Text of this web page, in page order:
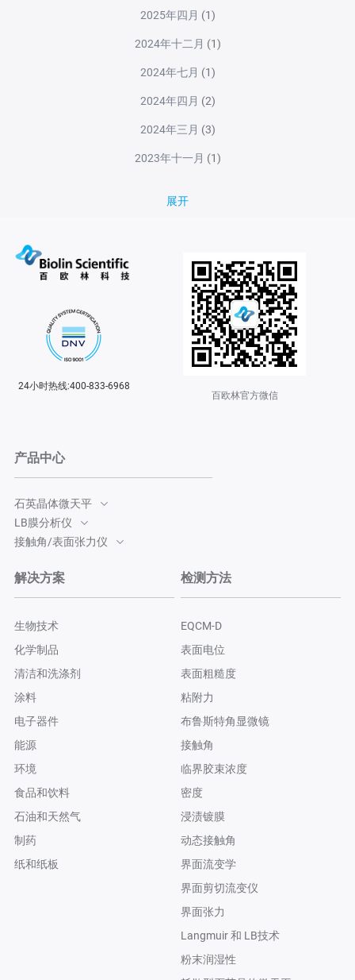
2025年四月 (1)
2024年十二月 (1)
2024年七月 (1)
2024年四月 (2)
2024年三月 (3)
2023年十一月 (1)
展开
24小时热线:400-833-6968
百欧林官方微信
产品中心
石英晶体微天平
LB膜分析仪
接触角/表面张力仪
解决方案
生物技术
化学制品
清洁和洗涤剂
涂料
电子器件
能源
环境
食品和饮料
石油和天然气
制药
纸和纸板
检测方法
EQCM-D
表面电位
表面粗糙度
粘附力
布鲁斯特角显微镜
接触角
临界胶束浓度
密度
浸渍镀膜
动态接触角
界面流变学
界面剪切流变仪
界面张力
Langmuir 和 LB技术
粉末润湿性